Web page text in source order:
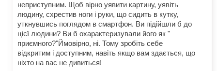
неприступним. Щоб вірно уявити картину, уявіть
людину, схрестив ноги і руки, що сидить в кутку,
уткнувшись поглядом в смартфон. Ви підійшли б до
цієї людини? Ви б охарактеризували його як "
приємного?"Ймовірно, ні. Тому зробіть себе
відкритим і доступним, навіть якщо вам здається, що
ніхто на вас не дивиться!